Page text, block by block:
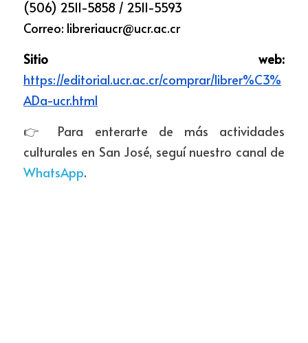
(506) 2511-5858 / 2511-5593
Correo: libreriaucr@ucr.ac.cr
https://editorial.ucr.ac.cr/comprar/librer%C3%
ADa-ucr.html
👉 Para enterarte de más actividades
WhatsApp.